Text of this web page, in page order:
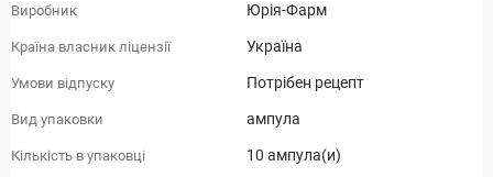
Виробник Юрія-Фарм
Країна власник ліцензії Україна
Умови відпуску Потрібен рецепт
Вид упаковки ампула
Кількість в упаковці 10 ампула(и)